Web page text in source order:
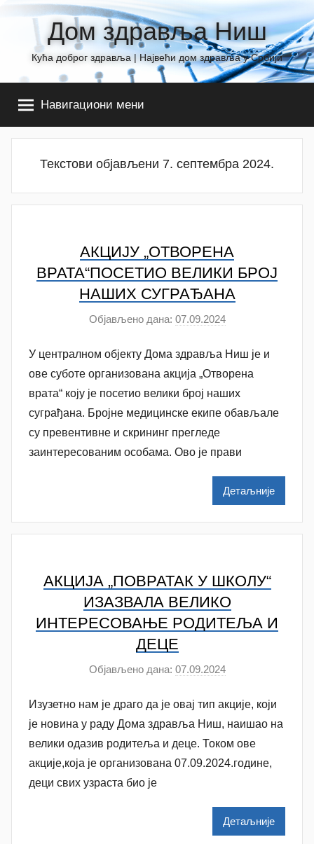
content
Дом здравља Ниш
Кућа доброг здравља | Највећи дом здравља у Србији
Навигациони мени
Текстови објављени 7. септембра 2024.
АКЦИЈУ „ОТВОРЕНА
ВРАТА“ПОСЕТИО ВЕЛИКИ БРОЈ
НАШИХ СУГРАЂАНА
Објављено дана: 07.09.2024а
т
о
р
N
Š
u
a
n
o
v
У централном објекту Дома здравља Ниш је и
ове суботе организована акција „Отворена
врата“ коју је посетио велики број наших
суграђана. Бројне медицинске екипе обављале
су превентивне и скрининг прегледе
заинтересованим особама. Ово је прави
Детаљније
АКЦИЈА „ПОВРАТАК У ШКОЛУ“
ИЗАЗВАЛА ВЕЛИКО
ИНТЕРЕСОВАЊЕ РОДИТЕЉА И
ДЕЦЕ
Објављено дана: 07.09.2024а
т
о
р
N
a
š
Изузетно нам је драго да је овај тип акције, који
је новина у раду Дома здравља Ниш, наишао на
велики одазив родитеља и деце. Током ове
акције,која је организована 07.09.2024.године,
деци свих узраста био је
Детаљније